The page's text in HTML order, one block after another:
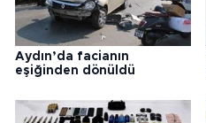
Aydın’da facianın
eşiğinden dönüldü